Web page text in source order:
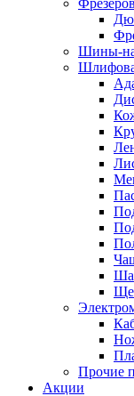
Шины-
Прочие
Акции